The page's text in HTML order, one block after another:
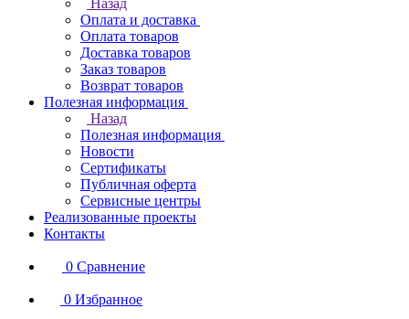
Назад
Оплата и доставка
Оплата товаров
Доставка товаров
Заказ товаров
Возврат товаров
Полезная информация
Назад
Полезная информация
Новости
Сертификаты
Публичная оферта
Сервисные центры
Реализованные проекты
Контакты
0 Сравнение
0 Избранное